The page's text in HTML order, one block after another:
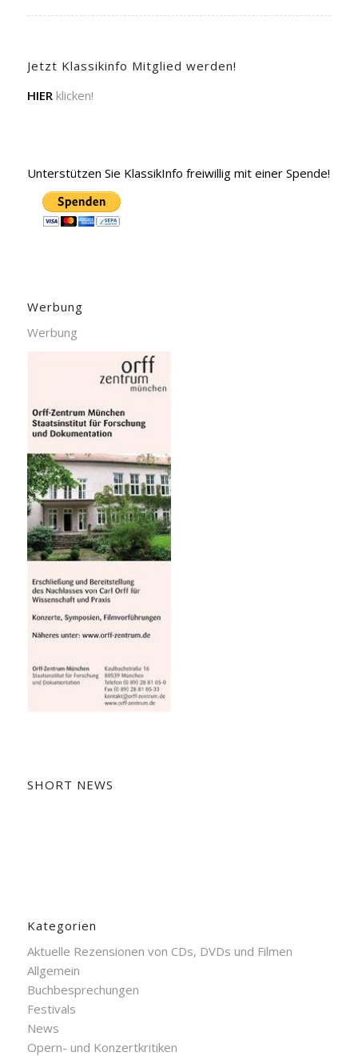
Jetzt Klassikinfo Mitglied werden!
HIER klicken!
Unterstützen Sie KlassikInfo freiwillig mit einer Spende!
Werbung
Werbung
SHORT NEWS
Kategorien
Aktuelle Rezensionen von CDs, DVDs und Filmen
Allgemein
Buchbesprechungen
Festivals
News
Opern- und Konzertkritiken